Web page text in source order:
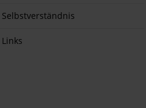
Selbstverständnis
Links